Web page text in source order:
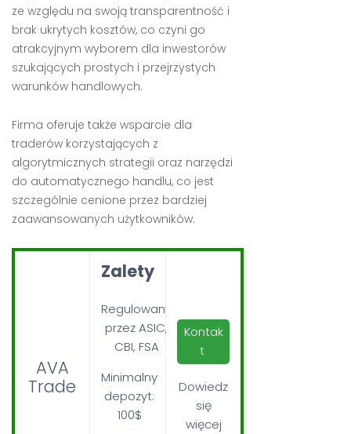
ze względu na swoją transparentność i
brak ukrytych kosztów, co czyni go
atrakcyjnym wyborem dla inwestorów
szukających prostych i przejrzystych
warunków handlowych.
Firma oferuje także wsparcie dla
traderów korzystających z
algorytmicznych strategii oraz narzędzi
do automatycznego handlu, co jest
szczególnie cenione przez bardziej
zaawansowanych użytkowników.
AVA
Trade
Zalety
Regulowany
przez ASIC,
CBI, FSA
Minimalny
depozyt:
100$
Kontak
t
Dowiedz
się
więcej